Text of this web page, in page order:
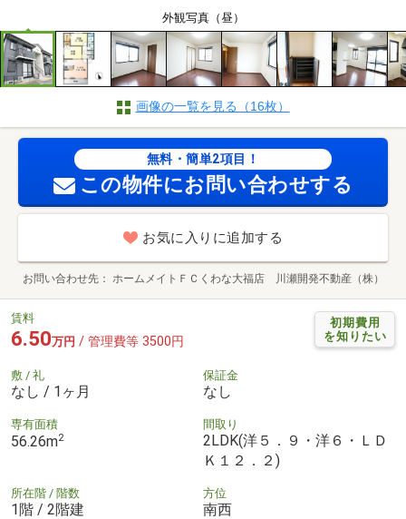
外観写真（昼）
画像の一覧を見る（16枚）
無料・簡単2項目！
この物件にお問い合わせする
お気に入りに追加する
お問い合わせ先 ホームメイトＦＣくわな大福店 川瀬開発不動産（株）
初期費用
を知りたい
賃料
6.50万円 / 管理費等 3500円
敷 / 礼
なし / 1ヶ月
保証金
なし
専有面積
56.26m2
間取り
2LDK(洋５．９・洋６・ＬＤ
Ｋ１２．２)
所在階 / 階数
1階 / 2階建
方位
南西